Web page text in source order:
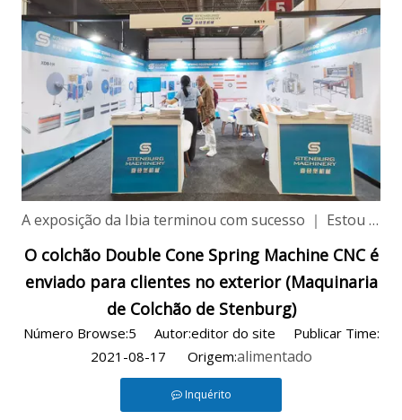
A exposição da Ibia terminou com sucesso ｜ Estou ansioso para conhecê -lo na próxima vez
O colchão Double Cone Spring Machine CNC é
enviado para clientes no exterior (Maquinaria
de Colchão de Stenburg)
Número Browse:5 Autor:editor do site Publicar Time:
2021-08-17 Origem:alimentado
Inquérito